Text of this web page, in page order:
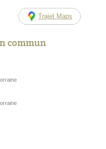
Trajet Maps
commun